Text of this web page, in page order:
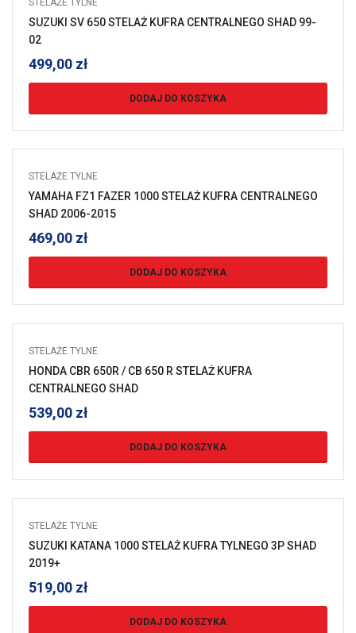
SUZUKI SV 650 STELAŻ KUFRA CENTRALNEGO SHAD 99-
02
499,00 zł
DODAJ DO KOSZYKA
STELAŻE TYLNE
YAMAHA FZ1 FAZER 1000 STELAŻ KUFRA CENTRALNEGO
SHAD 2006-2015
469,00 zł
DODAJ DO KOSZYKA
STELAŻE TYLNE
HONDA CBR 650R / CB 650 R STELAŻ KUFRA
CENTRALNEGO SHAD
539,00 zł
DODAJ DO KOSZYKA
STELAŻE TYLNE
SUZUKI KATANA 1000 STELAŻ KUFRA TYLNEGO 3P SHAD
2019+
519,00 zł
DODAJ DO KOSZYKA